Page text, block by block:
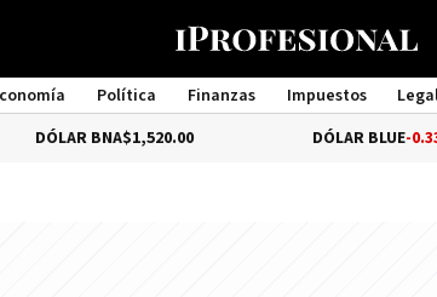
Política Finanzas Impuestos
Management
$1,520.00 -0.33%$1,525.00